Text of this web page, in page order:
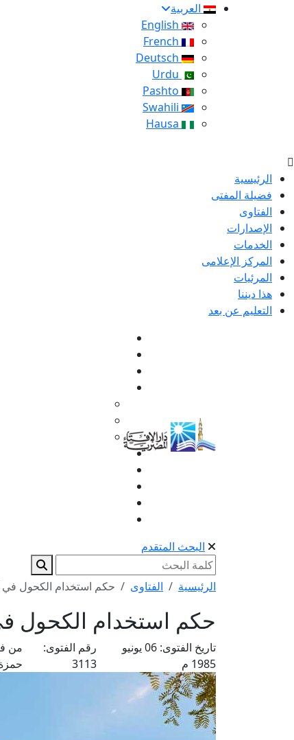
العربية
الرئيسية
فضيلة المفتى
الفتاوى
الإصدارات
الخدمات
المركز الإعلامى
المرئيات
هذا ديننا
التعليم عن بعد
البحث المتقدم
الرئيسية الفتاوى حكم استخدام الكحول في
حكم استخدام الكحول
تاريخ الفتوى:
06 يونيو
1985 م
رقم الفتوى:
3113
من